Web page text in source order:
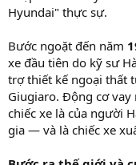
Hyundai" thực sự.
Bước ngoặt đến năm
xe đầu tiên do kỹ sư
trợ thiết kế ngoại thất
Giugiaro. Động cơ
chiếc xe là của người
gia — và là chiếc xe